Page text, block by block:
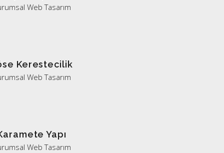
Web Tasarım
Kerestecilik
Web Tasarım
Yapı
Web Tasarım